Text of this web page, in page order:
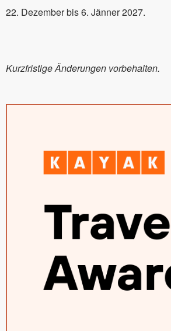
22. Dezember bis 6. Jänner 2027.
Kurzfristige Änderungen vorbehalten.